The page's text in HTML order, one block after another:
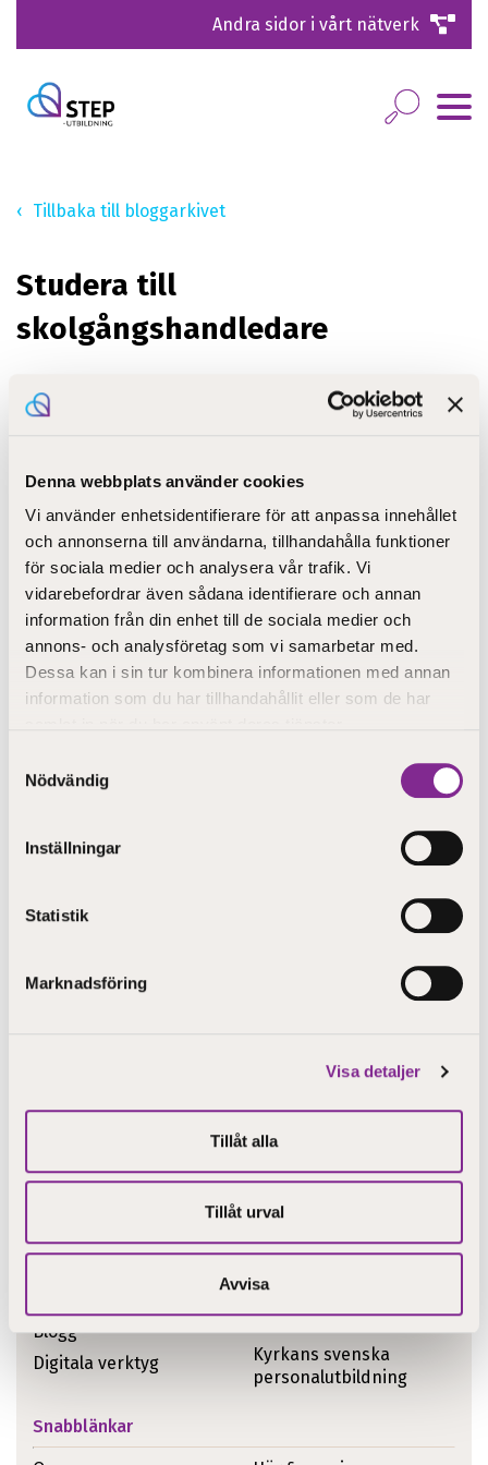
Denna webbplats använder cookies
Vi använder enhetsidentifierare för att anpassa innehållet
och annonserna till användarna, tillhandahålla funktioner
för sociala medier och analysera vår trafik. Vi
vidarebefordrar även sådana identifierare och annan
information från din enhet till de sociala medier och
annons- och analysföretag som vi samarbetar med.
Dessa kan i sin tur kombinera informationen med annan
information som du har tillhandahållit eller som de har
Nödvändig
Inställningar
Statistik
Marknadsföring
Visa detaljer
Tillåt alla
Tillåt urval
Avvisa
Andra sidor i vårt nätverk
Tillbaka till bloggarkivet
Studera till
skolgångshandledare
Vi har ännu lediga studieplatser för dig önskar avlägga
yrkesexamen i pedagogisk verksamhet och
När du avlagt denna examen kan du arbeta som
skolgångsbiträde, skolgångshandledare, assistent i
skolan och morris-/eftisledare.
Utbildningen börja 3.9.25.
Läs mera om utbildningen här:
Yrkesexamen i pedagogisk verksamhet och
handledning – STEP-utbildning och sök in redan i dag!
Dela
01.06.2026
26.06.2025 Sommartider på Nykarleby campus
Aktuellt
Blogg
Digitala verktyg
studerande
Kyrkans svenska
personalutbildning
Snabblänkar